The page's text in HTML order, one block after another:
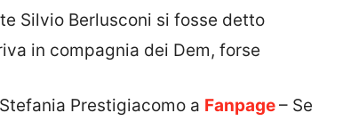
Silvio Berlusconi si fosse detto
in compagnia dei Dem, forse
Prestigiacomo a Fanpage– Se